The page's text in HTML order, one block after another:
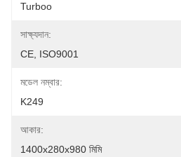
Turboo
সাক্ষ্যদান:
CE, ISO9001
মডেল নম্বার:
K249
আকার:
1400x280x980 মিমি